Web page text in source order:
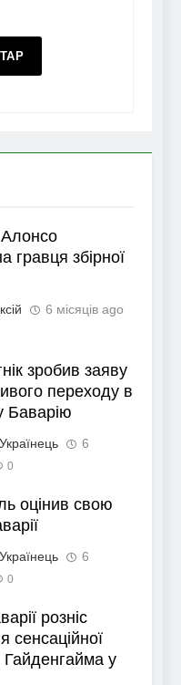
гравця збірної
6 місяців ago
зробив заяву
переходу в
Баварію
6
0
оцінив свою
6
0
розніс
сенсаційної
Гайденгайма у